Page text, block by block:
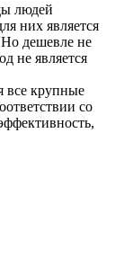
людей
них является
дешевле не
не является
все крупные
со